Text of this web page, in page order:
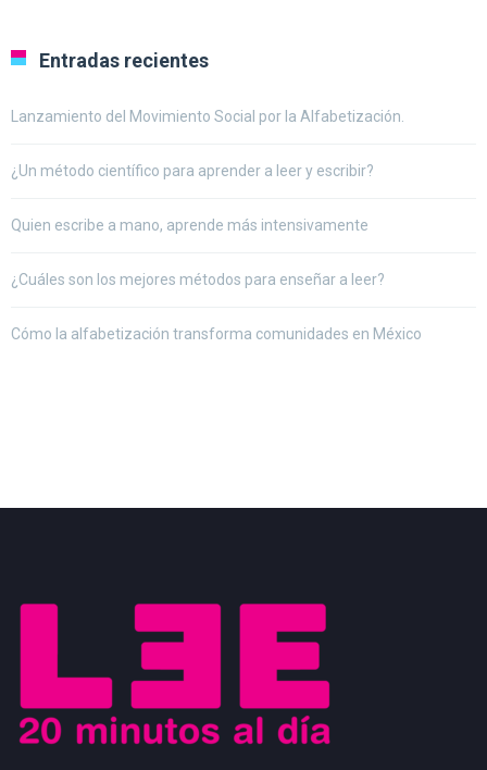
Entradas recientes
Lanzamiento del Movimiento Social por la Alfabetización.
¿Un método científico para aprender a leer y escribir?
Quien escribe a mano, aprende más intensivamente
¿Cuáles son los mejores métodos para enseñar a leer?
Cómo la alfabetización transforma comunidades en México